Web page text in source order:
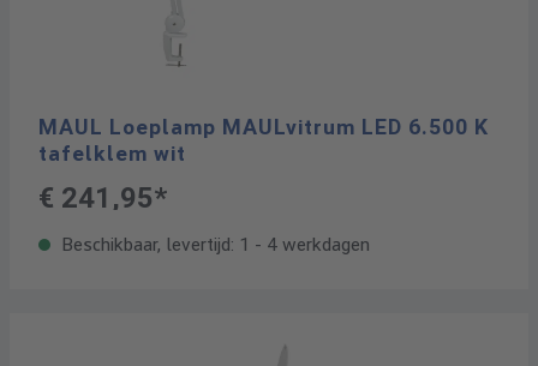
MAUL Loeplamp MAULvitrum LED 6.500 K
tafelklem wit
€ 241,95*
Beschikbaar, levertijd: 1 - 4 werkdagen